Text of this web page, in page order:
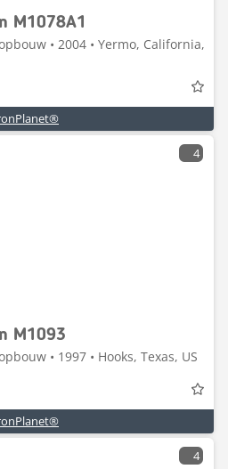
M1078A1
• 2004 • Yermo, California,
4
M1093
• 1997 • Hooks, Texas, US
4